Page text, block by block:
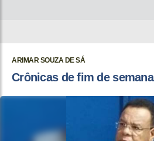
ARIMAR SOUZA DE SÁ
Crônicas de fim de semana